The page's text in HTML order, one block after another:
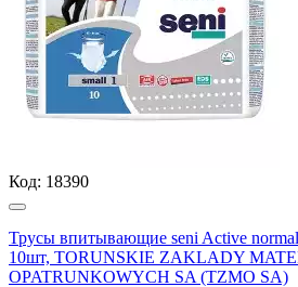
Код: 18390
Трусы впитывающие seni Active normal
10шт, TORUNSKIE ZAKLADY
OPATRUNKOWYCH SA (TZMO SA)